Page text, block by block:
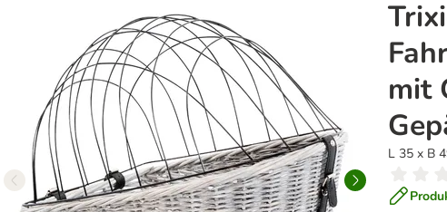
mit
L 35 x B